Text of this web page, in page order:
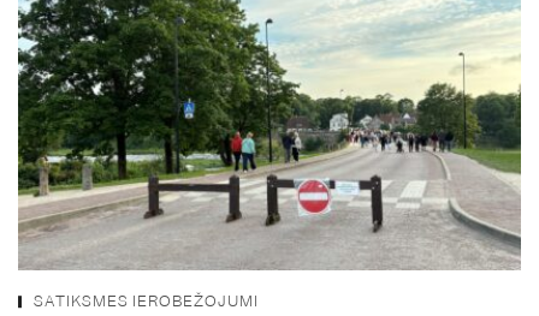
SATIKSMES IEROBEŽOJUMI